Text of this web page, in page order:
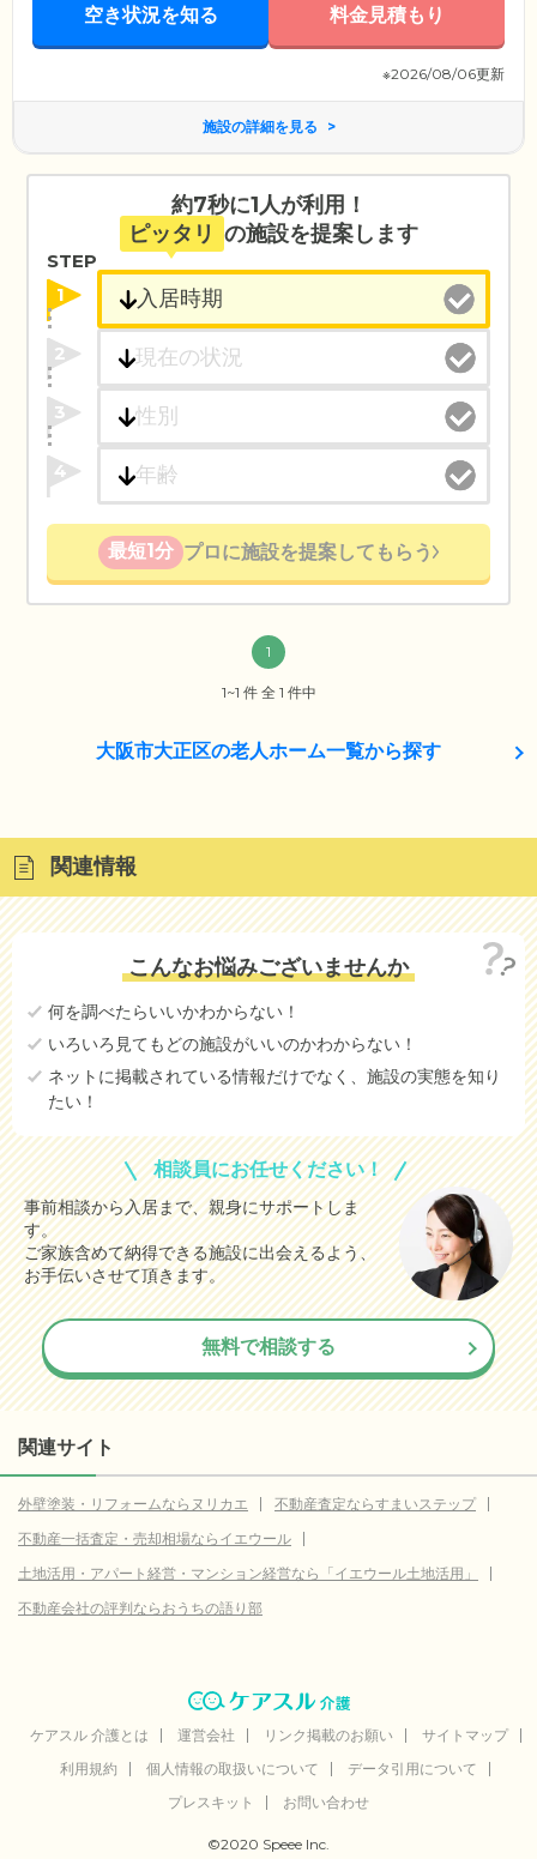
空き状況を知る 料金見積もり
※2026/08/06更新
施設の詳細を見る
約7秒に1人が利用！
ピッタリ の施設を提案します
STEP
1
2
3
4
最短1分 プロに施設を提案してもらう
1
1~1 件 全 1 件中
大阪市大正区の老人ホーム一覧から探す
関連情報
こんなお悩みございませんか
何を調べたらいいかわからない！
いろいろ見てもどの施設がいいのかわからない！
ネットに掲載されている情報だけでなく、施設の実態を知り
たい！
相談員にお任せください！
事前相談から入居まで、親身にサポートしま
す。
ご家族含めて納得できる施設に出会えるよう、
お手伝いさせて頂きます。
無料で相談する
関連サイト
外壁塗装・リフォームならヌリカエ
不動産査定ならすまいステップ
不動産一括査定・売却相場ならイエウール
土地活用・アパート経営・マンション経営なら「イエウール土地活用」
不動産会社の評判ならおうちの語り部
ケアスル 介護とは 運営会社 リンク掲載のお願い
サイトマップ
利用規約
個人情報の取扱いについて
データ引用について
プレスキット
お問い合わせ
©2020 Speee Inc.